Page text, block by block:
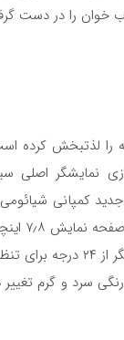
خوان را در دست
را لذتبخش کرده
نمایشگر اصلی
کمپانی شیائومی
این
۳۳۰ پیکسل در هر اینچ را پیش روی
سرد و گرم